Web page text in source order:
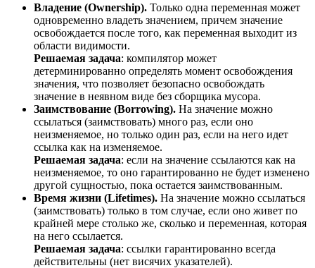
Владение (Ownership). Только одна переменная может
одновременно владеть значением, причем значение
освобождается после того, как переменная выходит из
области видимости.
Решаемая задача: компилятор может
детерминированно определять момент освобождения
значения, что позволяет безопасно освобождать
значение в неявном виде без сборщика мусора.
Заимствование (Borrowing). На значение можно
ссылаться (заимствовать) много раз, если оно
неизменяемое, но только один раз, если на него идет
ссылка как на изменяемое.
Решаемая задача: если на значение ссылаются как на
неизменяемое, то оно гарантированно не будет изменено
другой сущностью, пока остается заимствованным.
Время жизни (Lifetimes). На значение можно ссылаться
(заимствовать) только в том случае, если оно живет по
крайней мере столько же, сколько и переменная, которая
на него ссылается.
Решаемая задача: ссылки гарантированно всегда
действительны (нет висячих указателей).